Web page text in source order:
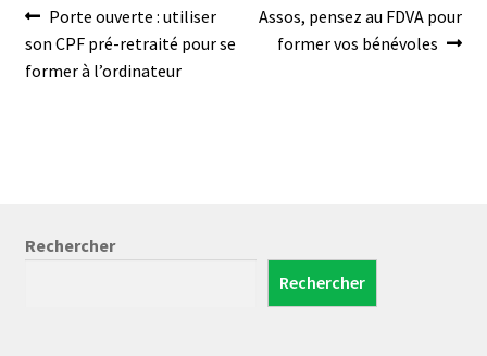
Navigation
de
Article
précédent :
Porte ouverte : utiliser
son CPF pré-retraité pour se
former à l’ordinateur
Article
suivant :
Assos, pensez au FDVA pour
former vos bénévoles
Rechercher
Rechercher